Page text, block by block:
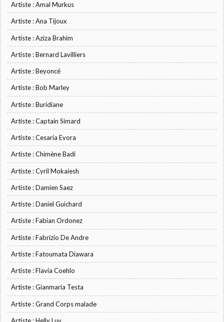
Artiste : Amal Murkus
Artiste : Ana Tijoux
Artiste : Aziza Brahim
Artiste : Bernard Lavilliers
Artiste : Beyoncé
Artiste : Bob Marley
Artiste : Buridiane
Artiste : Captain Simard
Artiste : Cesaria Evora
Artiste : Chimène Badi
Artiste : Cyril Mokaiesh
Artiste : Damien Saez
Artiste : Daniel Guichard
Artiste : Fabian Ordonez
Artiste : Fabrizio De Andre
Artiste : Fatoumata Diawara
Artiste : Flavia Coehlo
Artiste : Gianmaria Testa
Artiste : Grand Corps malade